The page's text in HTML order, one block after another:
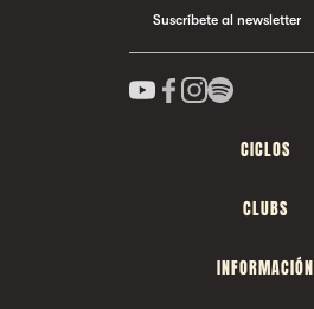
Suscríbete al newsletter
CICLOS
CLUBS
INFORMACIÓN